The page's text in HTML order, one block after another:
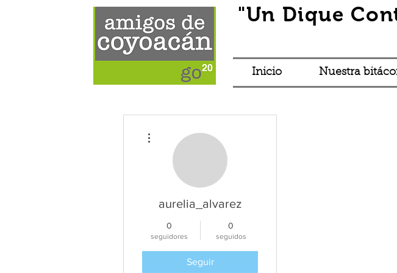
"Un Dique
Inicio Nuestra
aurelia_alvarez
0
seguidores
0
seguidos
Seguir